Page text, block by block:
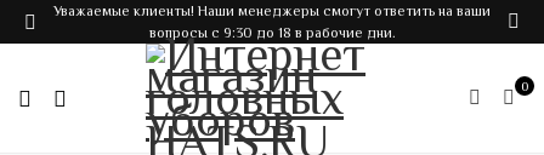
Уважаемые клиенты! Наши менеджеры смогут ответить на ваши
вопросы с 9:30 до 18 в рабочие дни.
0